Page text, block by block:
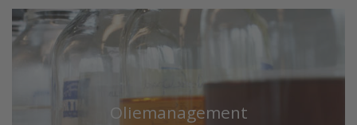
Oliemanagement